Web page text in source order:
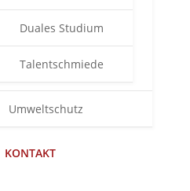
Duales Studium
Talentschmiede
Umweltschutz
KONTAKT